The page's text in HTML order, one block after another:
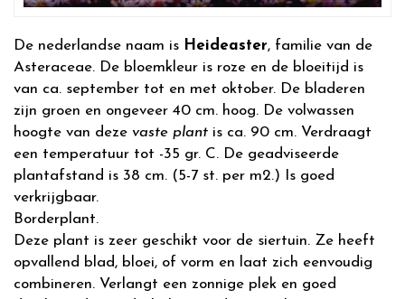
De nederlandse naam is Heideaster, familie van de
Asteraceae. De bloemkleur is roze en de bloeitijd is
van ca. september tot en met oktober. De bladeren
zijn groen en ongeveer 40 cm. hoog. De volwassen
hoogte van deze vaste plant is ca. 90 cm. Verdraagt
een temperatuur tot -35 gr. C. De geadviseerde
plantafstand is 38 cm. (5-7 st. per m2.) Is goed
verkrijgbaar.
Borderplant.
Deze plant is zeer geschikt voor de siertuin. Ze heeft
opvallend blad, bloei, of vorm en laat zich eenvoudig
combineren. Verlangt een zonnige plek en goed